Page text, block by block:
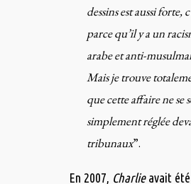
dessins est aussi forte,
parce qu’il y a un
arabe et anti-
Mais je trouve
que cette affaire ne se
simplement réglée
tribunaux”.
En 2007, Charlieavait été